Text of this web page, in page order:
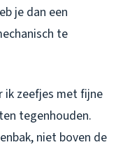
je dan een
te
ik zeefjes met fijne
tegenhouden.
niet boven de